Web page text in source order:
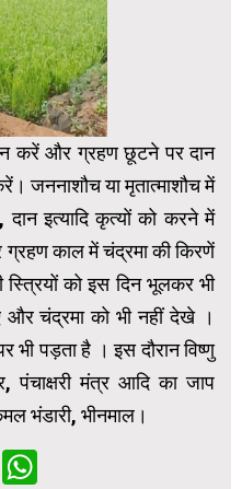
करें और ग्रहण छूटने पर दान
जननाशौच या मृतात्माशौच में
इत्यादि कृत्यों को करने में
ग्रहण काल में चंद्रमा की किरणें
स्त्रियों को इस दिन भूलकर भी
और चंद्रमा को भी नहीं देखे ।
भी पड़ता है । इस दौरान विष्णु
पंचाक्षरी मंत्र आदि का जाप
भंडारी, भीनमाल।
Telegram